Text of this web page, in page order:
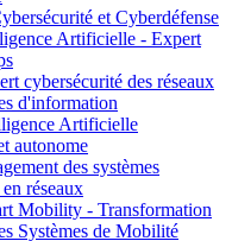
et Cyberdéfense
Artificielle - Expert
cybersécurité des réseaux
d'information
Artificielle
autonome
des systèmes
réseaux
Mobility - Transformation
Systèmes de Mobilité